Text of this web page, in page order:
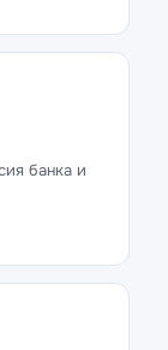
банка и